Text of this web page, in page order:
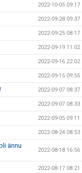
2022-10-05 09:17
2022-09-28 09:37
2022-09-25 08:17
2022-09-19 11:02
2022-09-16 22:02
2022-09-15 09:55
2022-09-07 08:37
2022-09-07 08:33
2022-09-05 09:11
2022-08-24 08:53
ännu
2022-08-18 16:56
2022-08-17 08:21